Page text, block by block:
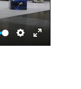
Settings
Enter